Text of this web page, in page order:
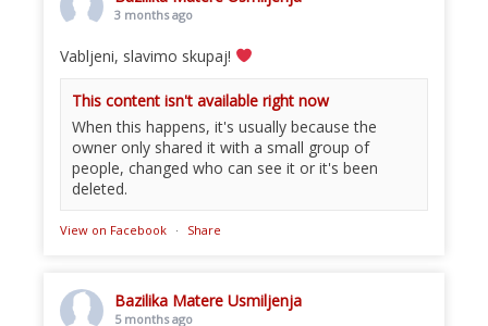
3 months ago
Vabljeni, slavimo skupaj!
This content isn't available right now
When this happens, it's usually because the
owner only shared it with a small group of
people, changed who can see it or it's been
deleted.
View on Facebook · Share
Bazilika Matere Usmiljenja
5 months ago